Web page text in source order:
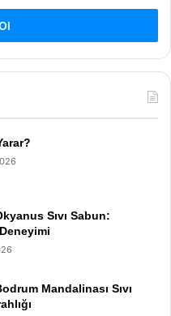
Sıvı Sabun:
Mandalinası Sıvı